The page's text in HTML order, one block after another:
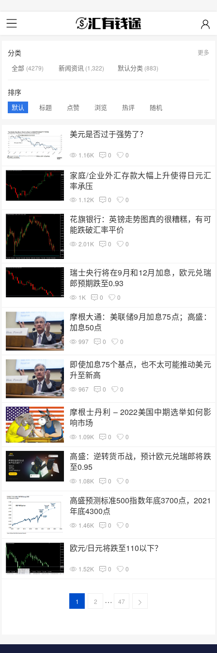
分类
全部 (4279) 新闻资讯 (1,322) 默认分类 (883)
风险管理 (107) MT4指标 (126) 外汇学堂 (266)
更多
排序
默认 标题 点赞 浏览 热评 随机
美元是否过于强势了？
1.16K 0 0
家庭/企业外汇存款大幅上升使得日元汇
率承压
1.12K 0 0
花旗银行：英镑走势图真的很糟糕，有可
能跌破汇率平价
2.01K 0 0
瑞士央行将在9月和12月加息，欧元兑瑞
郎预期跌至0.93
1K 0 0
摩根大通：美联储9月加息75点；高盛：
加息50点
997 0 0
即使加息75个基点，也不太可能推动美元
升至新高
967 0 0
摩根士丹利 – 2022美国中期选举如何影
响市场
1.09K 0 0
高盛：逆转货币战，预计欧元兑瑞郎将跌
至0.95
1.08K 0 0
高盛预测标准500指数年底3700点，2021
年底4300点
1.46K 0 0
欧元/日元将跌至110以下？
1.52K 0 0
1 2 … 47